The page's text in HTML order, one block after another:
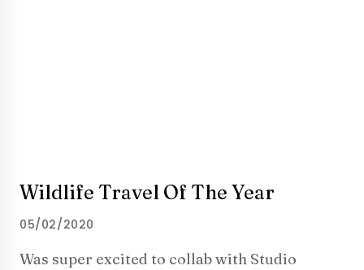
Wildlife Travel Of The Year
05/02/2020
Was super excited to collab with Studio